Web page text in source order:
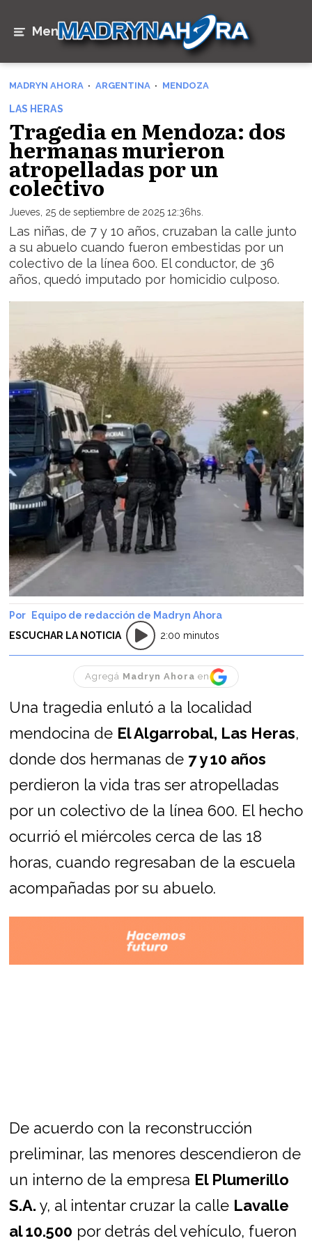
Menú
MADRYN AHORA ARGENTINA MENDOZA
LAS HERAS
Tragedia en Mendoza: dos
hermanas murieron
atropelladas por un
colectivo
Jueves, 25 de septiembre de 2025 12:36hs.
Las niñas, de 7 y 10 años, cruzaban la calle junto
a su abuelo cuando fueron embestidas por un
colectivo de la línea 600. El conductor, de 36
años, quedó imputado por homicidio culposo.
Equipo de redacción de Madryn Ahora
ESCUCHAR LA NOTICIA
2:00 minutos
Agregá Madryn Ahora en
Una tragedia enlutó a la localidad
mendocina de El Algarrobal, Las Heras,
donde dos hermanas de 7 y 10 años
perdieron la vida tras ser atropelladas
por un colectivo de la línea 600. El hecho
ocurrió el miércoles cerca de las 18
horas, cuando regresaban de la escuela
acompañadas por su abuelo.
De acuerdo con la reconstrucción
preliminar, las menores descendieron de
un interno de la empresa El Plumerillo
S.A. y, al intentar cruzar la calle Lavalle
al 10.500 por detrás del vehículo, fueron